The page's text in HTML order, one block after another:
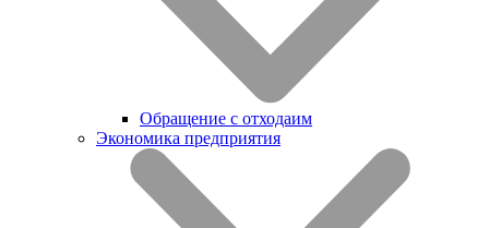
Обращение с отходаим
Экономика предприятия